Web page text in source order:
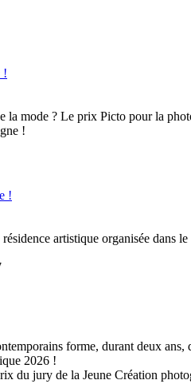
!
la mode ? Le prix Picto pour la
!
artistique organisée dans
forme, durant deux ans,
du jury de la Jeune Création